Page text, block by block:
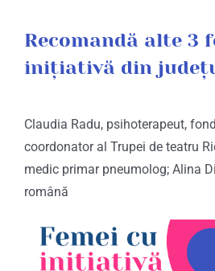
Recomandă alte 3
inițiativă din
Claudia Radu, psihoterapeut,
coordonator al Trupei de teatru
medic primar pneumolog; Alina
română